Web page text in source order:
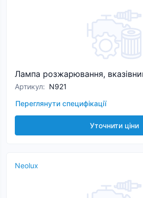
Лампа розжарювання,
Артикул: N921
Переглянути специфікації
Уточнити ціни
Neolux